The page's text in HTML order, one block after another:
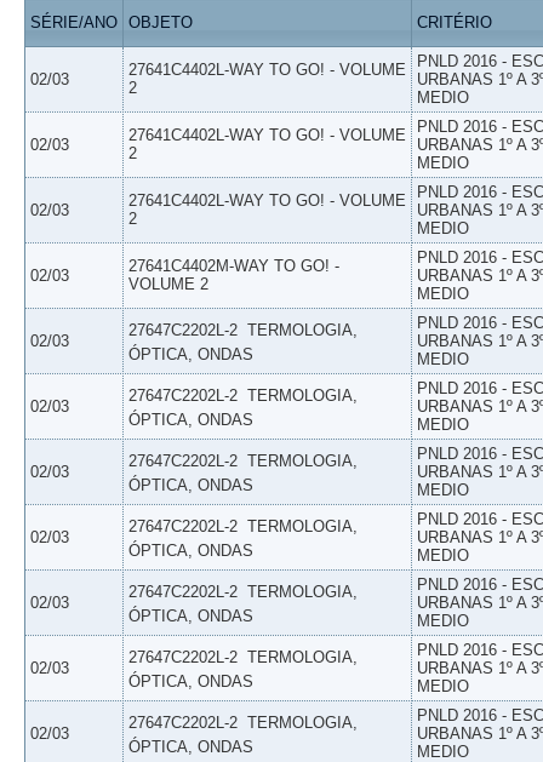
SÉRIE/ANO OBJETO CRITÉRIO
02/03
27641C4402L-WAY TO GO! - VOLUME
2
PNLD 2016 -
URBANAS 1º A
MEDIO
02/03
27641C4402L-WAY TO GO! - VOLUME
2
PNLD 2016 -
URBANAS 1º A
MEDIO
02/03
27641C4402L-WAY TO GO! - VOLUME
2
PNLD 2016 -
URBANAS 1º A
MEDIO
02/03
27641C4402M-WAY TO GO! -
VOLUME 2
PNLD 2016 -
URBANAS 1º A
MEDIO
02/03
27647C2202L-2  TERMOLOGIA,
ÓPTICA, ONDAS
PNLD 2016 -
URBANAS 1º A
MEDIO
02/03
27647C2202L-2  TERMOLOGIA,
ÓPTICA, ONDAS
PNLD 2016 -
URBANAS 1º A
MEDIO
02/03
27647C2202L-2  TERMOLOGIA,
ÓPTICA, ONDAS
PNLD 2016 -
URBANAS 1º A
MEDIO
02/03
27647C2202L-2  TERMOLOGIA,
ÓPTICA, ONDAS
PNLD 2016 -
URBANAS 1º A
MEDIO
02/03
27647C2202L-2  TERMOLOGIA,
ÓPTICA, ONDAS
PNLD 2016 -
URBANAS 1º A
MEDIO
02/03
27647C2202L-2  TERMOLOGIA,
ÓPTICA, ONDAS
PNLD 2016 -
URBANAS 1º A
MEDIO
02/03
27647C2202L-2  TERMOLOGIA,
ÓPTICA, ONDAS
PNLD 2016 -
URBANAS 1º A
MEDIO